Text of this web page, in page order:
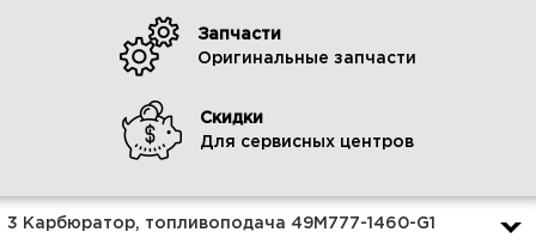
4 Головка цилиндра, впускной
коллектор 49M777-1460-G1
Запчасти
Оригинальные запчасти
Скидки
Для сервисных центров
3 Карбюратор, топливоподача 49M777-1460-G1